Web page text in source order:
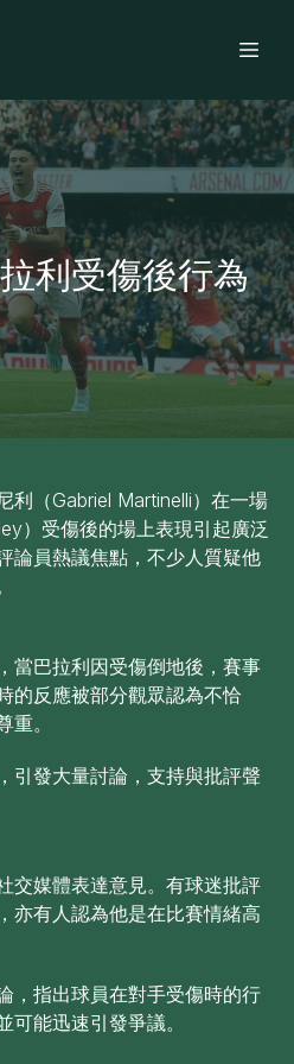
利受傷後行為
利（Gabriel Martinelli）在一場
）受傷後的場上表現引起廣泛
論員熱議焦點，不少人質疑他
當巴拉利因受傷倒地後，賽事
的反應被部分觀眾認為不恰
。
引發大量討論，支持與批評聲
交媒體表達意見。有球迷批評
亦有人認為他是在比賽情緒高
，指出球員在對手受傷時的行
能迅速引發爭議。